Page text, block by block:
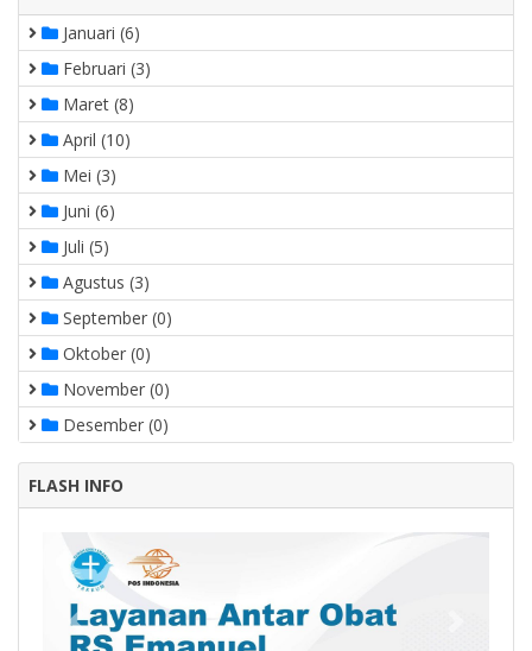
Januari (6)
Februari (3)
Maret (8)
April (10)
Mei (3)
Juni (6)
Juli (5)
Agustus (3)
September (0)
Oktober (0)
November (0)
Desember (0)
FLASH INFO
Previous